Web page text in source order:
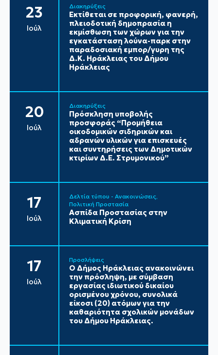
23
Ιούλ
Διακηρύξεις
Εκτίθεται σε προφορική, φανερή,
πλειοδοτική δημοπρασία η
εκμίσθωση των χώρων για την
εγκατάσταση λούνα-παρκ στην
παραδοσιακή εμπορ/γυρη της
Δ.Κ. Ηράκλειας του Δήμου
Ηράκλειας
20
Ιούλ
Διακηρύξεις
Πρόσκληση υποβολής
προσφοράς “Προμήθεια
οικοδομικών σιδηρικών και
αδρανών υλικών για επισκευές
και συντηρήσεις των Δημοτικών
κτιρίων Δ.Ε. Στρυμονικού”
17
Ιούλ
Δελτία τύπου - Ανακοινώσεις
Πολιτική Προστασία
Ασπίδα Προστασίας στην
Κλιματική Κρίση
17
Ιούλ
Προσλήψεις
Ο Δήμος Ηράκλειας ανακοινώνει
την πρόσληψη, με σύμβαση
εργασίας ιδιωτικού δικαίου
ορισμένου χρόνου, συνολικά
είκοσι (20) ατόμων για την
καθαριότητα σχολικών μονάδων
του Δήμου Ηράκλειας.